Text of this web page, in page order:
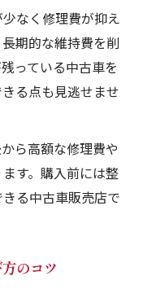
防ぐための知恵
管理術
る家計管理の基
減するポイント
スを取る方法
維持費計算の
なく修理費が抑え
期的な維持費を削
っている中古車を
る点も見逃せませ
ら高額な修理費や
す。購入前には整
る中古車販売店で
のコツ